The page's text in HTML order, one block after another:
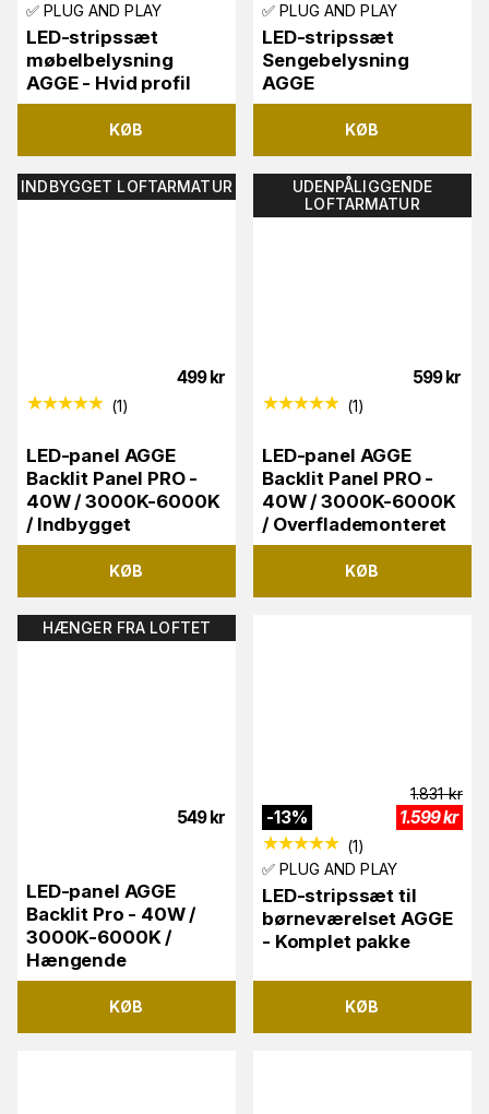
✅ PLUG AND PLAY
LED-stripssæt
møbelbelysning
AGGE - Hvid profil
KØB
✅ PLUG AND PLAY
LED-stripssæt
Sengebelysning
AGGE
KØB
INDBYGGET LOFTARMATUR
499 kr
(1)
LED-panel AGGE
Backlit Panel PRO -
40W / 3000K-6000K
/ Indbygget
KØB
UDENPÅLIGGENDE
LOFTARMATUR
599 kr
(1)
LED-panel AGGE
Backlit Panel PRO -
40W / 3000K-6000K
/ Overflademonteret
KØB
HÆNGER FRA LOFTET
549 kr
LED-panel AGGE
Backlit Pro - 40W /
3000K-6000K /
Hængende
KØB
-13%
1.831 kr
1.599kr
(1)
✅ PLUG AND PLAY
LED-stripssæt til
børneværelset AGGE
- Komplet pakke
KØB